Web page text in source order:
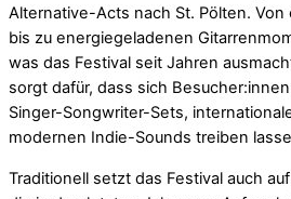
Alternative-Acts nach St. Pölten.
bis zu energiegeladenen
was das Festival seit Jahren
sorgt dafür, dass sich
Singer-Songwriter-Sets,
modernen Indie-Sounds treiben
Traditionell setzt das Festival auch